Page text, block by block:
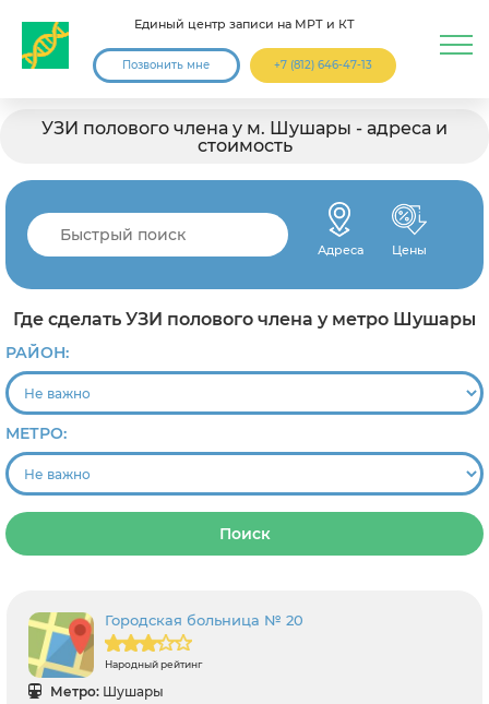
Единый центр записи на МРТ и КТ
Позвонить мне +7 (812) 646-47-13
УЗИ полового члена у м. Шушары - адреса и
стоимость
Адреса Цены
Где сделать УЗИ полового члена у метро Шушары
РАЙОН:
МЕТРО:
Поиск
Городская больница № 20
Народный рейтинг
Метро: Шушары